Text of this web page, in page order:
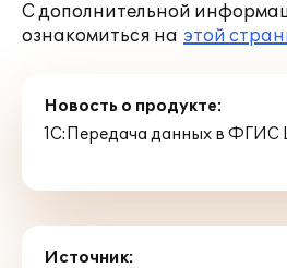
С дополнительной
ознакомиться на этой
Новость о продукте:
1С:Передача данных в ФГИС
Источник: